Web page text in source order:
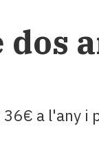
a l'any